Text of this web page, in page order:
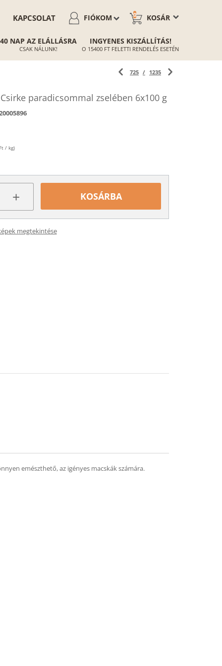
KOSÁR
0
FIÓKOM
KAPCSOLAT
40 NAP AZ ELÁLLÁSRA
CSAK NÁLUNK!
INGYENES KISZÁLLÍTÁS!
O 15400 FT FELETTI RENDELÉS ESETÉN
725 / 1235
paradicsommal zselében 6x100 g
/ kg)
+ KOSÁRBA
megtekintése
emészthető, az igényes macskák számára.